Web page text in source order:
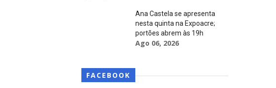
Ana Castela se apresenta
nesta quinta na Expoacre;
portões abrem às 19h
Ago 06, 2026
FACEBOOK